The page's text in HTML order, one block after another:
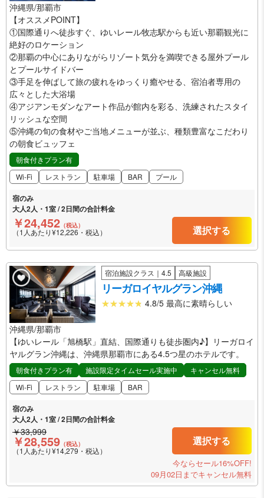
沖縄県/那覇市
【オススメPOINT】
①国際通りへ徒歩すぐ、ゆいレール牧志駅からも近い那覇観光に
絶好のロケーション
②那覇の中心にありながらリゾート気分を満喫できる屋外プール
とプールサイドバー
③手足を伸ばして旅の疲れをゆっくり癒やせる、宿泊者専用の
広々とした大浴場
④アジアンモダンなアート作品が館内を彩る、洗練されたスタイ
リッシュな空間
⑤沖縄の旬の食材やご当地メニューが並ぶ、種類豊富なこだわり
の朝食ビュッフェ
朝食付きプラン有
Wi-Fi
レストラン 駐車場 BAR プール
宿のみ
大人2人・1室 / 2日間の合計料金
￥24,452 （税込）
（1人あたり¥12,226・税込） 選択する
宿泊施設クラス｜4.5 高級施設
リーガロイヤルグラン沖縄
4.8/5 最高に素晴らしい
沖縄県/那覇市
【ゆいレール「旭橋駅」直結、国際通りも徒歩圏内♪】リーガロイ
ヤルグラン沖縄は、沖縄県那覇市にある4.5つ星のホテルです。
朝食付きプラン有 施設限定タイムセール実施中
キャンセル無料
Wi-Fi
レストラン 駐車場 BAR
宿のみ
大人2人・1室 / 2日間の合計料金
￥33,999
￥28,559 （税込）
（1人あたり¥14,279・税込）
選択する
今ならセール16%OFF!
09月02日までキャンセル無料